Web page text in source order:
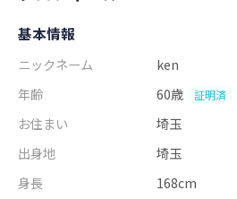
基本情報
ニックネーム
ken
年齢
60歳 証明済
お住まい
埼玉
出身地
埼玉
身長
168cm